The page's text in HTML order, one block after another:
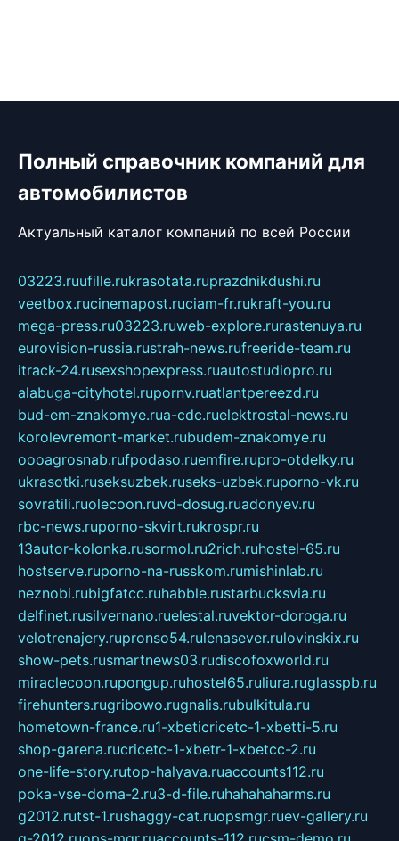
Полный справочник компаний для
автомобилистов
Актуальный каталог компаний по всей России
03223.ruufille.rukrasotata.ruprazdnikdushi.ru
veetbox.rucinemapost.ruciam-fr.rukraft-you.ru
mega-press.ru03223.ruweb-explore.rurastenuya.ru
eurovision-russia.rustrah-news.rufreeride-team.ru
itrack-24.rusexshopexpress.ruautostudiopro.ru
alabuga-cityhotel.rupornv.ruatlantpereezd.ru
bud-em-znakomye.rua-cdc.ruelektrostal-news.ru
korolevremont-market.rubudem-znakomye.ru
oooagrosnab.rufpodaso.ruemfire.rupro-otdelky.ru
ukrasotki.ruseksuzbek.ruseks-uzbek.ruporno-vk.ru
sovratili.ruolecoon.ruvd-dosug.ruadonyev.ru
rbc-news.ruporno-skvirt.rukrospr.ru
13autor-kolonka.rusormol.ru2rich.ruhostel-65.ru
hostserve.ruporno-na-russkom.rumishinlab.ru
neznobi.rubigfatcc.ruhabble.rustarbucksvia.ru
delfinet.rusilvernano.ruelestal.ruvektor-doroga.ru
velotrenajery.rupronso54.rulenasever.rulovinskix.ru
show-pets.rusmartnews03.rudiscofoxworld.ru
miraclecoon.rupongup.ruhostel65.ruliura.ruglasspb.ru
firehunters.rugribowo.rugnalis.rubulkitula.ru
hometown-france.ru1-xbeticricetc-1-xbetti-5.ru
shop-garena.rucricetc-1-xbetr-1-xbetcc-2.ru
one-life-story.rutop-halyava.ruaccounts112.ru
poka-vse-doma-2.ru3-d-file.ruhahahaharms.ru
g2012.rutst-1.rushaggy-cat.ruopsmgr.ruev-gallery.ru